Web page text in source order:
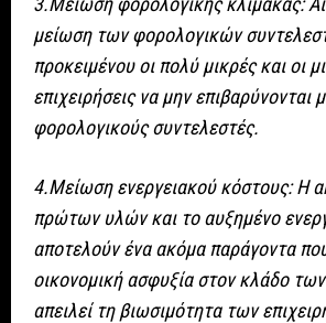
μείωση των φορολογικών
προκειμένου οι πολύ μικρές και οι
επιχειρήσεις να μην επιβαρύνονται
φορολογικούς συντελεστές.
4.Μείωση ενεργειακού κόστους: Η
πρώτων υλών και το αυξημένο
αποτελούν ένα ακόμα παράγοντα
οικονομική ασφυξία στον κλάδο
απειλεί τη βιωσιμότητα των